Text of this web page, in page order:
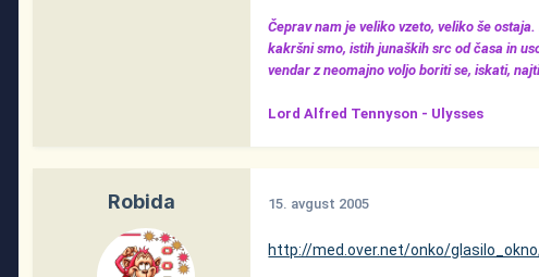
Čeprav nam je veliko vzeto, veliko še
kakršni smo, istih junaških src od časa in
vendar z neomajno voljo boriti se, iskati,
Lord Alfred Tennyson - Ulysses
Robida 15. avgust 2005
http://med.over.net/onko/